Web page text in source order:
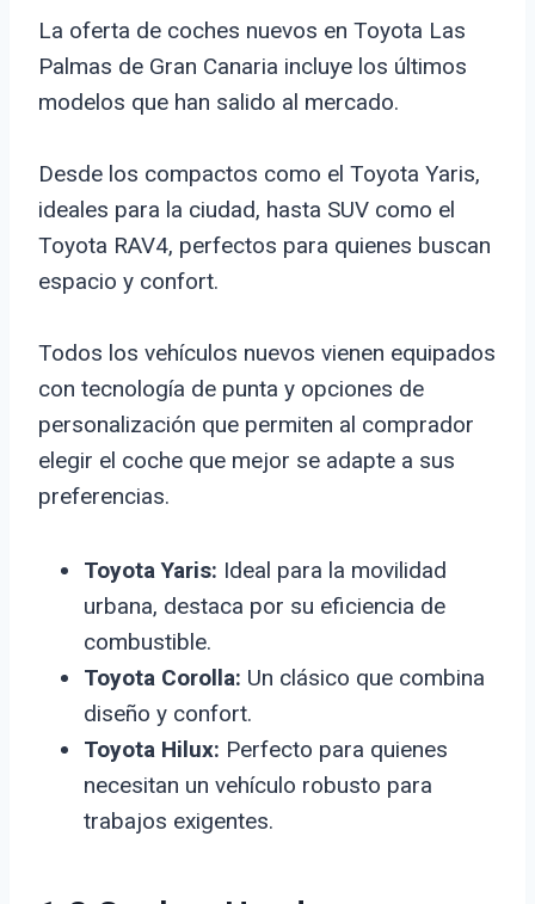
La oferta de coches nuevos en Toyota Las
Palmas de Gran Canaria incluye los últimos
modelos que han salido al mercado.
Desde los compactos como el Toyota Yaris,
ideales para la ciudad, hasta SUV como el
Toyota RAV4, perfectos para quienes buscan
espacio y confort.
Todos los vehículos nuevos vienen equipados
con tecnología de punta y opciones de
personalización que permiten al comprador
elegir el coche que mejor se adapte a sus
preferencias.
Toyota Yaris: Ideal para la movilidad
urbana, destaca por su eficiencia de
combustible.
Toyota Corolla: Un clásico que combina
diseño y confort.
Toyota Hilux: Perfecto para quienes
necesitan un vehículo robusto para
trabajos exigentes.